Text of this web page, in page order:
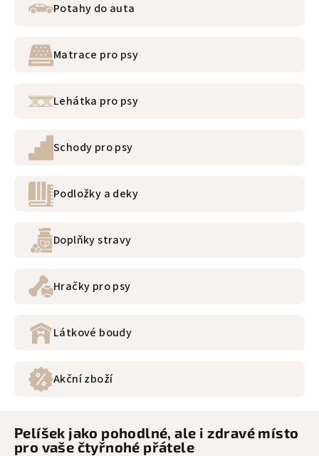
Potahy do auta
Matrace pro psy
Lehátka pro psy
Schody pro psy
Podložky a deky
Doplňky stravy
Hračky pro psy
Látkové boudy
Akční zboží
Pelíšek jako pohodlné, ale i zdravé místo
pro vaše čtyřnohé přátele